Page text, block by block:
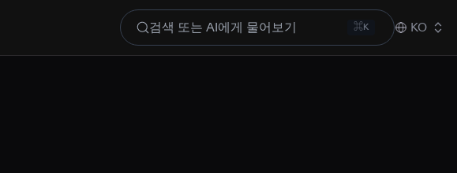
검색 또는 AI에게 물어보기 ⌘K KO